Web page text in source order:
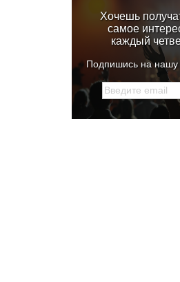
Хочешь
самое
каждый
Подпишись на нашу